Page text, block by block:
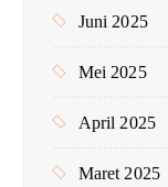
Juni 2025
Mei 2025
April 2025
Maret 2025